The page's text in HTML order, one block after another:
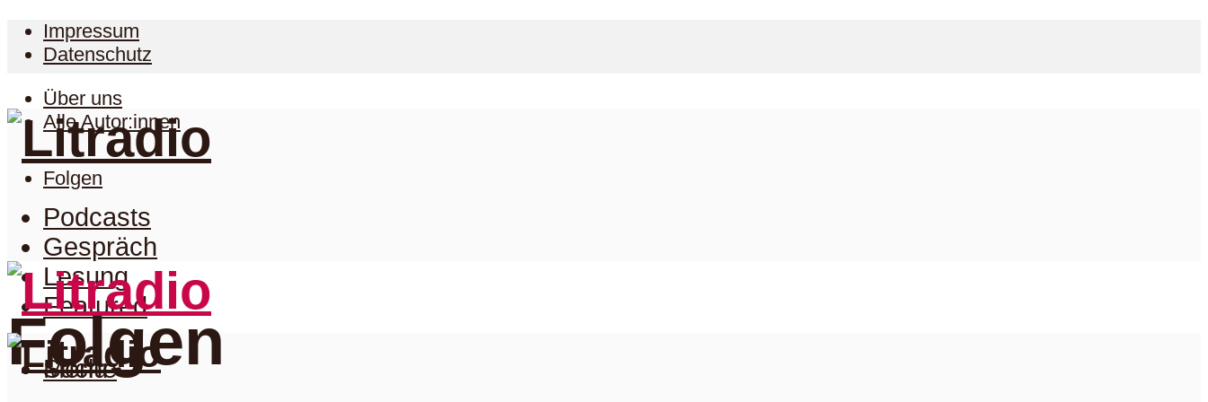
Impressum
Datenschutz
Über uns
Alle Autor:innen
Folgen
Folgen
Podcasts
Gespräch
Lesung
Featured
Menu
Suche